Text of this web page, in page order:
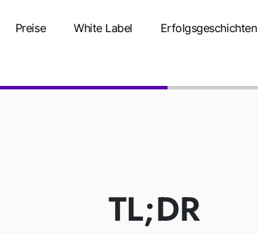
Preise White Label Erfolgsgeschichten
TL;DR